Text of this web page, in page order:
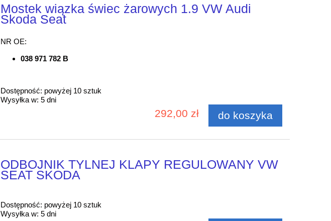
Mostek wiązka świec żarowych 1.9 VW Audi
Skoda Seat
NR OE:
038 971 782 B
Dostępność: powyżej 10 sztuk
Wysyłka w: 5 dni
292,00 zł do koszyka
ODBOJNIK TYLNEJ KLAPY REGULOWANY VW
SEAT SKODA
Dostępność: powyżej 10 sztuk
Wysyłka w: 5 dni